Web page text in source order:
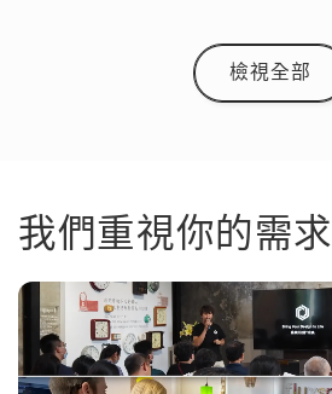
檢視全部
我們重視你的需求